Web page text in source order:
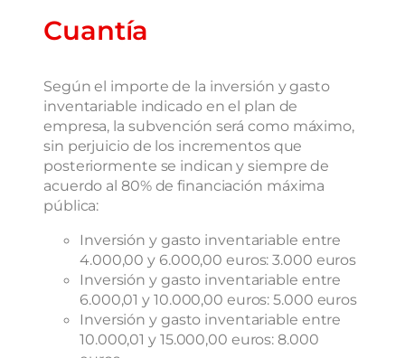
Cuantía
Según el importe de la inversión y gasto
inventariable indicado en el plan de
empresa, la subvención será como máximo,
sin perjuicio de los incrementos que
posteriormente se indican y siempre de
acuerdo al 80% de financiación máxima
pública:
Inversión y gasto inventariable entre
4.000,00 y 6.000,00 euros: 3.000 euros
Inversión y gasto inventariable entre
6.000,01 y 10.000,00 euros: 5.000 euros
Inversión y gasto inventariable entre
10.000,01 y 15.000,00 euros: 8.000